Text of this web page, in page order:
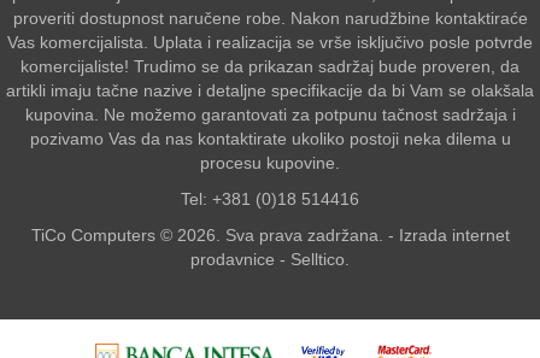
proveriti dostupnost naručene robe. Nakon narudžbine kontaktiraće
Vas komercijalista. Uplata i realizacija se vrše isključivo posle potvrde
komercijaliste! Trudimo se da prikazan sadržaj bude proveren, da
artikli imaju tačne nazive i detaljne specifikacije da bi Vam se olakšala
kupovina. Ne možemo garantovati za potpunu tačnost sadržaja i
pozivamo Vas da nas kontaktirate ukoliko postoji neka dilema u
procesu kupovine.
Tel: +381 (0)18 514416
TiCo Computers © 2026. Sva prava zadržana. - Izrada internet
prodavnice - Selltico.